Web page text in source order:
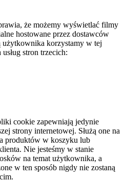
że możemy wyświetlać filmy
hostowane przez dostawców
użytkownika korzystamy w tej
stron trzecich:
cookie zapewniają jedynie
strony internetowej. Służą one na
produktów w koszyku lub
Nie jesteśmy w stanie
na temat użytkownika, a
w ten sposób nigdy nie zostaną